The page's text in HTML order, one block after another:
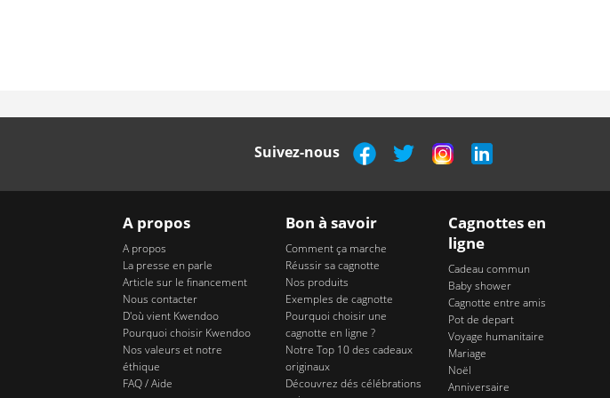
Suivez-nous
A propos
A propos
La presse en parle
Article sur le financement
Nous contacter
D'où vient Kwendoo
Pourquoi choisir Kwendoo
Nos valeurs et notre
éthique
FAQ / Aide
Bon à savoir
Comment ça marche
Réussir sa cagnotte
Nos produits
Exemples de cagnotte
Pourquoi choisir une
cagnotte en ligne ?
Notre Top 10 des cadeaux
originaux
Découvrez dés célébrations
Cagnottes en
ligne
Cadeau commun
Baby shower
Cagnotte entre amis
Pot de depart
Voyage humanitaire
Mariage
Noël
Anniversaire